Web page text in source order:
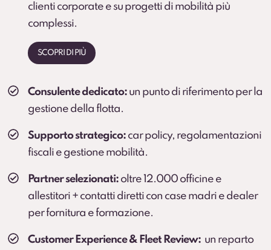
clienti corporate e su progetti di mobilità più
complessi.
SCOPRI DI PIÙ
Consulente dedicato: un punto di riferimento per la
gestione della flotta.
Supporto strategico: car policy, regolamentazioni
fiscali e gestione mobilità.
Partner selezionati: oltre 12.000 officine e
allestitori + contatti diretti con case madri e dealer
per fornitura e formazione.
Customer Experience & Fleet Review: un reparto